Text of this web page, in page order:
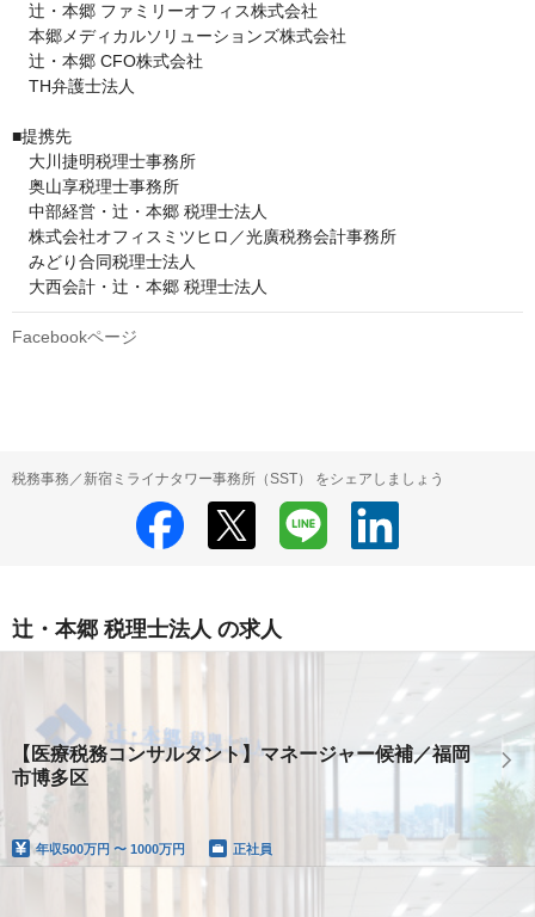
辻・本郷 ファミリーオフィス株式会社
本郷メディカルソリューションズ株式会社
辻󠄀・本郷 CFO株式会社
TH弁護士法人
■提携先
大川捷明税理士事務所
奥山享税理士事務所
中部経営・辻・本郷 税理士法人
株式会社オフィスミツヒロ／光廣税務会計事務所
みどり合同税理士法人
大西会計・辻・本郷 税理士法人
Facebookページ
税務事務／新宿ミライナタワー事務所（SST） をシェアしましょう
辻・本郷 税理士法人 の求人
【医療税務コンサルタント】マネージャー候補／福岡
市博多区
年収500万円 〜 1000万円 正社員